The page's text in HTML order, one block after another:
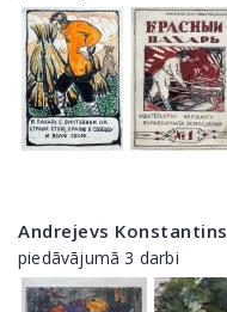
Andrejevs Konstantins
piedāvājumā 3 darbi